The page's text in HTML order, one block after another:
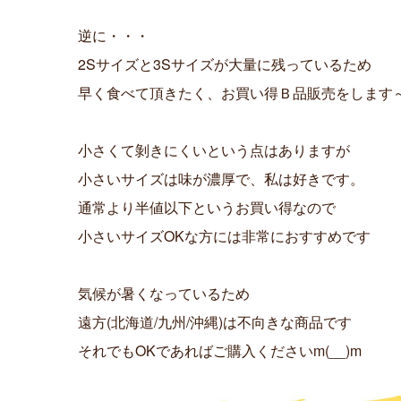
逆に・・・
2Sサイズと3Sサイズが大量に残っているため
早く食べて頂きたく、お買い得Ｂ品販売をします
小さくて剝きにくいという点はありますが
小さいサイズは味が濃厚で、私は好きです。
通常より半値以下というお買い得なので
小さいサイズOKな方には非常におすすめです
気候が暑くなっているため
遠方(北海道/九州/沖縄)は不向きな商品です
それでもOKであればご購入くださいm(__)m